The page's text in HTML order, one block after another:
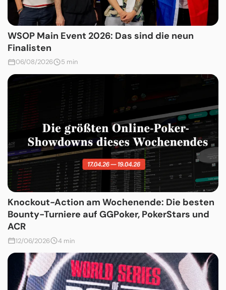
WSOP Main Event 2026: Das sind die neun
Finalisten
06/08/2026 5 min
Knockout-Action am Wochenende: Die besten
Bounty-Turniere auf GGPoker, PokerStars und
ACR
12/06/2026 4 min